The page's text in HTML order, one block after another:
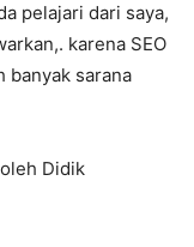
pelajari dari saya,
karena SEO
banyak sarana
Didik